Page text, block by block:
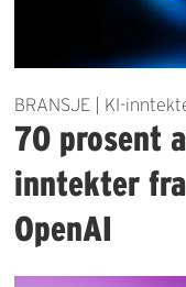
BRANSJE | KI-
70 prosent
inntekter
OpenAI